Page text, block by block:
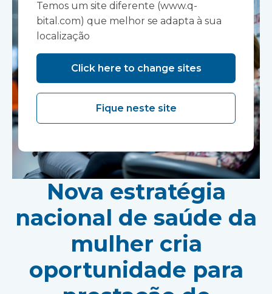
Nova estratégia
nacional de saúde da
mulher cria
oportunidade para
Temos um site diferente (www.q-
bital.com) que melhor se adapta à sua
localização
Click here to change sites
Fique neste site